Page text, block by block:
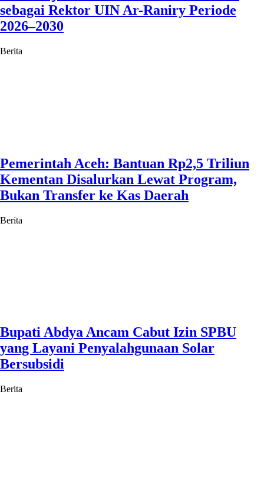
sebagai Rektor UIN Ar-Raniry Periode
2026–2030
Berita
Pemerintah Aceh: Bantuan Rp2,5 Triliun
Kementan Disalurkan Lewat Program,
Bukan Transfer ke Kas Daerah
Berita
Bupati Abdya Ancam Cabut Izin SPBU
yang Layani Penyalahgunaan Solar
Bersubsidi
Berita